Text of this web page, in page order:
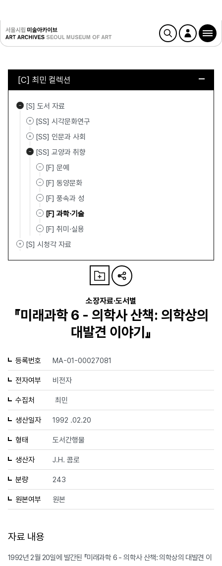
[C] 최민 컬렉션
[S] 도서 자료
[SS] 시각문화연구
[SS] 인문과 사회
[SS] 교양과 취향
[F] 문예
[F] 동양문화
[F] 풍속과 성
[F] 과학·기술
[F] 취미·실용
[S] 시청각 자료
소장자료·도서별
『미래과학 6 - 의학사 산책: 의학상의
대발견 이야기』
등록번호 MA-01-00027081
전자여부 비전자
수집처 최민
생산일자 1992 .02.20
형태 도서간행물
생산자 J.H. 콤로
분량 243
원본여부 원본
자료 내용
1992년 2월 20일에 발간된 『미래과학 6 - 의학사 산책: 의학상의 대발견 이